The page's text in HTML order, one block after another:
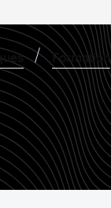
Formation